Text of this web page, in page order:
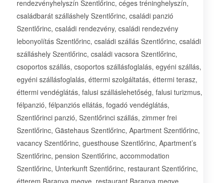
rendezvényhelyszín Szentlőrinc, céges tréninghelyszín,
családbarát szálláshely Szentlőrinc, családi panzió
Szentlőrinc, családi rendezvény, családi rendezvény
lebonyolítás Szentlőrinc, családi szállás Szentlőrinc, családi
szálláshely Szentlőrinc, családi vacsora Szentlőrinc,
csoportos szállás, csoportos szállásfoglalás, egyéni szállás,
egyéni szállásfoglalás, éttermi szolgáltatás, éttermi terasz,
éttermi vendéglátás, falusi szálláslehetőség, falusi turizmus,
félpanzió, félpanziós ellátás, fogadó vendéglátás,
Szentlőrinci panzió, Szentlőrinci szállás, zimmer frei
Szentlőrinc, Gästehaus Szentlőrinc, Apartment Szentlőrinc,
vacancy Szentlőrinc, guesthouse Szentlőrinc, Apartment’s
Szentlőrinc, pension Szentlőrinc, accommodation
Szentlőrinc, Unterkunft Szentlőrinc, restaurant Szentlőrinc,
étterem Baranya megye, restaurant Baranya megye,